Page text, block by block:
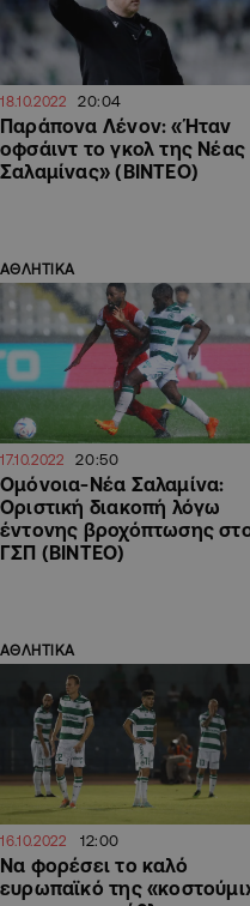
18.10.2022 20:04
Παράπονα Λένον: «Ήταν
οφσάιντ το γκολ της Νέας
Σαλαμίνας» (ΒΙΝΤΕΟ)
ΑΘΛΗΤΙΚΑ
17.10.2022 20:50
Ομόνοια-Νέα Σαλαμίνα:
Οριστική διακοπή λόγω
έντονης βροχόπτωσης
ΓΣΠ (ΒΙΝΤΕΟ)
ΑΘΛΗΤΙΚΑ
16.10.2022 12:00
Να φορέσει το καλό
ευρωπαϊκό της